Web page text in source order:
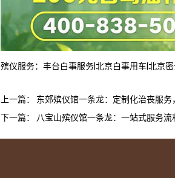
殡仪服务： 丰台白事服务北京白事用车北京
上一篇： 东郊殡仪馆一条龙：定制化治丧服务
下一篇：
八宝山殡仪馆一条龙：一站式服务